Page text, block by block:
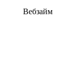
Вебзайм